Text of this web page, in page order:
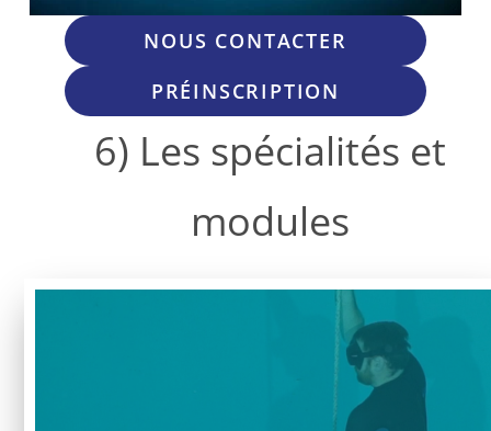
NOUS CONTACTER
PRÉINSCRIPTION
6) Les spécialités et
modules